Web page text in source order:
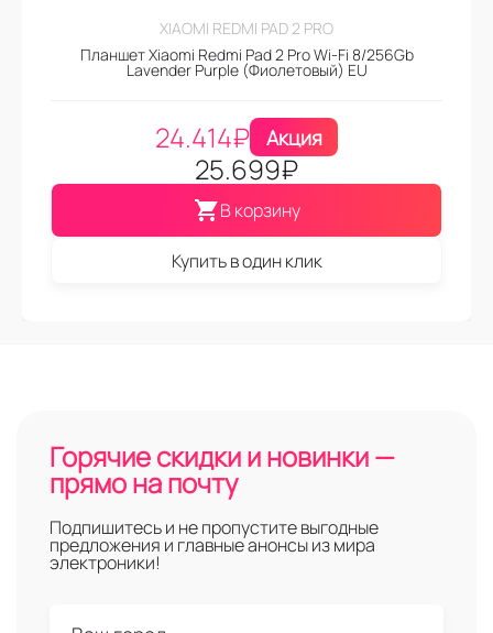
XIAOMI REDMI PAD 2 PRO
Планшет Xiaomi Redmi Pad 2 Pro Wi-Fi 8/256Gb
Lavender Purple (Фиолетовый) EU
24.414₽ Акция
25.699₽
В корзину
Купить в один клик
Горячие скидки и новинки —
прямо на почту
Подпишитесь и не пропустите выгодные
предложения и главные анонсы из мира
электроники!